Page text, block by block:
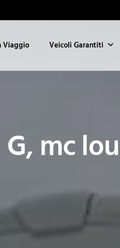
Viaggio Veicoli Garantiti
mc